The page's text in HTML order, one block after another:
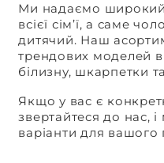
Ми надаємо широкий
всієї сім’ї, а саме
дитячий. Наш
трендових моделей
білизну, шкарпетки
Якщо у вас є
звертайтеся до нас,
варіанти для вашого